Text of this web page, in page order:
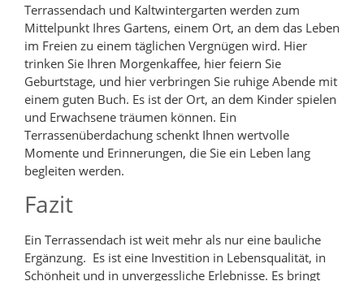
Terrassendach und Kaltwintergarten werden zum
Mittelpunkt Ihres Gartens, einem Ort, an dem das Leben
im Freien zu einem täglichen Vergnügen wird. Hier
trinken Sie Ihren Morgenkaffee, hier feiern Sie
Geburtstage, und hier verbringen Sie ruhige Abende mit
einem guten Buch. Es ist der Ort, an dem Kinder spielen
und Erwachsene träumen können. Ein
Terrassenüberdachung schenkt Ihnen wertvolle
Momente und Erinnerungen, die Sie ein Leben lang
begleiten werden.
Fazit
Ein Terrassendach ist weit mehr als nur eine bauliche
Ergänzung. Es ist eine Investition in Lebensqualität, in
Schönheit und in unvergessliche Erlebnisse. Es bringt